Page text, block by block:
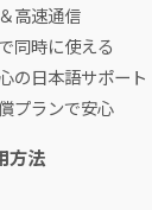
高速通信
同時に使える
の日本語サポート
プランで安心
方法